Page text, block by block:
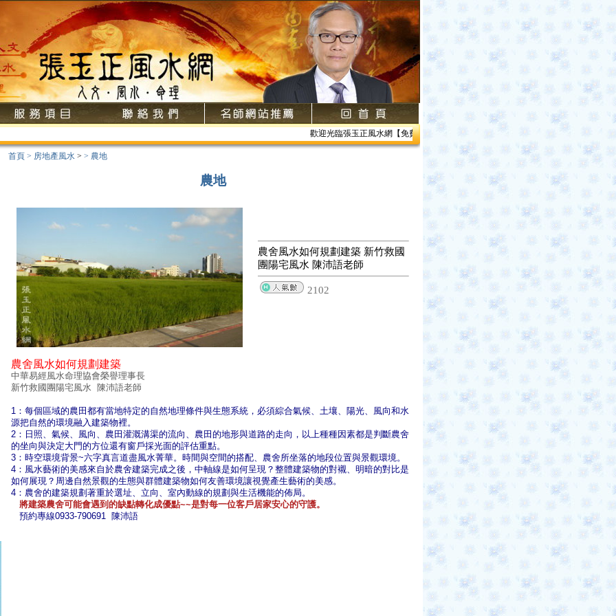
歡迎光臨張玉正風水網【免費網路線上教學】【風水館】1.居家風水2.企業風水3.
首頁 > 房地產風水 > > 農地
農地
農舍風水如何規劃建築 新竹救國
團陽宅風水 陳沛語老師
2102
農舍風水如何規劃建築
中華易經風水命理協會榮譽理事長
新竹救國團陽宅風水 陳沛語老師
1：每個區域的農田都有當地特定的自然地理條件與生態系統，必須綜合氣候、土壤、陽光、風向和水
源把自然的環境融入建築物裡。
2：日照、氣候、風向、農田灌溉溝渠的流向、農田的地形與道路的走向，以上種種因素都是判斷農舍
的坐向與決定大門的方位還有窗戶採光面的評估重點。
3：時空環境背景~六字真言道盡風水菁華。時間與空間的搭配、農舍所坐落的地段位置與景觀環境。
4：風水藝術的美感來自於農舍建築完成之後，中軸線是如何呈現？整體建築物的對襯、明暗的對比是
如何展現？周邊自然景觀的生態與群體建築物如何友善環境讓視覺產生藝術的美感。
4：農舍的建築規劃著重於選址、立向、室內動線的規劃與生活機能的佈局。
將建築農舍可能會遇到的缺點轉化成優點~~是對每一位客戶居家安心的守護。
預約專線0933-790691 陳沛語